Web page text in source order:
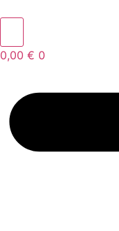
0,00 € 0